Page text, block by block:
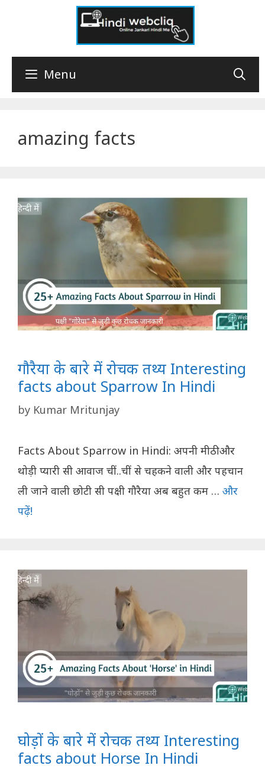
Menu
amazing facts
गौरैया के बारे में रोचक तथ्य Interesting
facts about Sparrow In Hindi
by Kumar Mritunjay
Facts About Sparrow in Hindi: अपनी मीठी और
थोड़ी प्यारी सी आवाज चीं..चीं से चहकने वाली और पहचान
ली जाने वाली छोटी सी पक्षी गौरैया अब बहुत कम … और
पढ़ें!
घोड़ों के बारे में रोचक तथ्य Interesting
facts about Horse In Hindi